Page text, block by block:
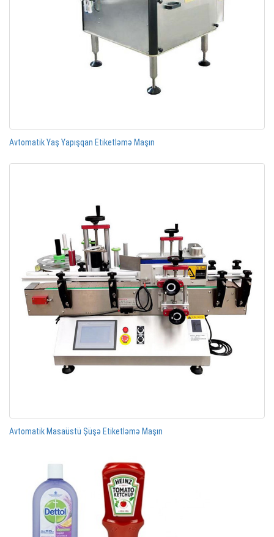
Avtomatik Yaş Yapışqan Etiketləmə Maşın
Avtomatik Masaüstü Şüşə Etiketləmə Maşın